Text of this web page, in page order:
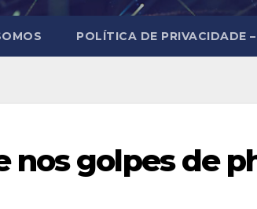
POLÍTICA DE PRIVACIDADE
nos golpes de